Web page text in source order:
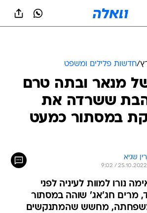
/חדשות פלילים ומשפט
מנאר ובתה טרם
ששרדה את
במסתור כמעט
שגיא
נורו למוות לעיניה לפני
מרים חג'אג' שוהה במסתור
מחשש שהמתנקשים